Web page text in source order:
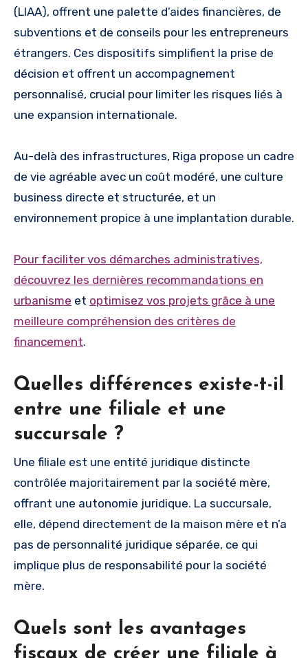
(LIAA), offrent une palette d’aides financières, de
subventions et de conseils pour les entrepreneurs
étrangers. Ces dispositifs simplifient la prise de
décision et offrent un accompagnement
personnalisé, crucial pour limiter les risques liés à
une expansion internationale.
Au-delà des infrastructures, Riga propose un cadre
de vie agréable avec un coût modéré, une culture
business directe et structurée, et un
environnement propice à une implantation durable.
Pour faciliter vos démarches administratives,
découvrez les dernières recommandations en
urbanisme et optimisez vos projets grâce à une
meilleure compréhension des critères de
financement.
Quelles différences existe-t-il
entre une filiale et une
succursale ?
Une filiale est une entité juridique distincte
contrôlée majoritairement par la société mère,
offrant une autonomie juridique. La succursale,
elle, dépend directement de la maison mère et n’a
pas de personnalité juridique séparée, ce qui
implique plus de responsabilité pour la société
mère.
Quels sont les avantages
fiscaux de créer une filiale à